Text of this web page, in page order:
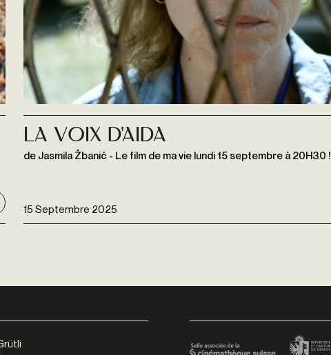
15 Septembre 2025
LA VOIX D'AIDA
de Jasmila Žbanić - Le film de ma vie lundi 15 septembre à 20H30 !